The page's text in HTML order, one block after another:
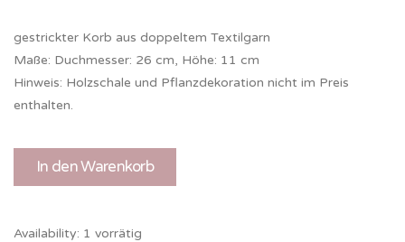
gestrickter Korb aus doppeltem Textilgarn
Maße: Duchmesser: 26 cm, Höhe: 11 cm
Hinweis: Holzschale und Pflanzdekoration nicht im Preis
enthalten.
In den Warenkorb
Availability: 1 vorrätig